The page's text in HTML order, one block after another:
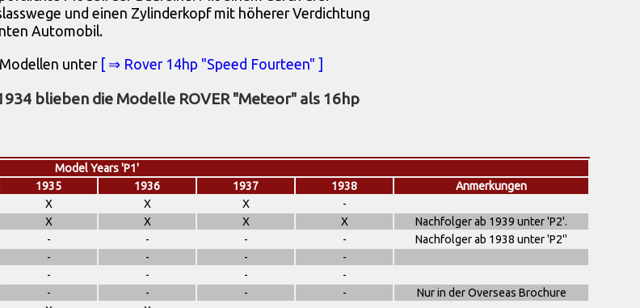
und einen Zylinderkopf mit höherer Verdichtung
Automobil.
unter [ ⇒ Rover 14hp "Speed Fourteen" ]
blieben die Modelle ROVER "Meteor" als 16hp
Model Years 'P1'
1935 1936 1937 1938 Anmerkungen
X X X
-
X X X X
Nachfolger ab 1939 unter 'P2'.
- - - -
Nachfolger ab 1938 unter 'P2"
- - -
-
- - -
-
- - - - Nur in der Overseas Brochure